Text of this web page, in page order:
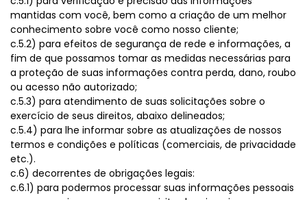
mantidas com você, bem como a criação de um melhor
conhecimento sobre você como nosso cliente;
c.5.2) para efeitos de segurança de rede e informações, a
fim de que possamos tomar as medidas necessárias para
a proteção de suas informações contra perda, dano, roubo
ou acesso não autorizado;
c.5.3) para atendimento de suas solicitações sobre o
exercício de seus direitos, abaixo delineados;
c.5.4) para lhe informar sobre as atualizações de nossos
termos e condições e políticas (comerciais, de privacidade
etc.).
c.6) decorrentes de obrigações legais:
c.6.1) para podermos processar suas informações pessoais